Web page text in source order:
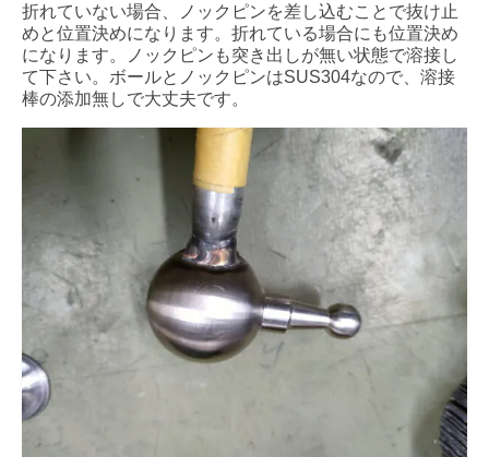
折れていない場合、ノックピンを差し込むことで抜け止
めと位置決めになります。折れている場合にも位置決め
になります。ノックピンも突き出しが無い状態で溶接し
て下さい。ボールとノックピンはSUS304なので、溶接
棒の添加無しで大丈夫です。